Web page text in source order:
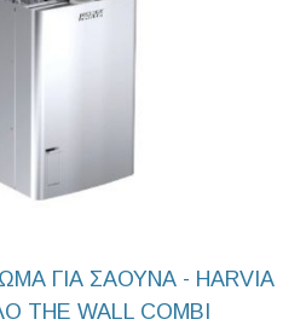
ΓΙΑ ΣΑΟΥΝΑ - HARVIA
THE WALL COMBI